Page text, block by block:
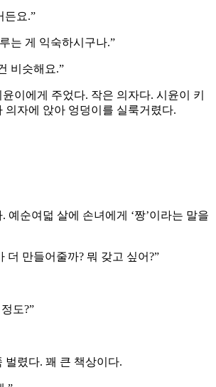
든요.”
는 게 익숙하시구나.”
비슷해요.”
이에게 주었다. 작은 의자다. 시윤이 키
의자에 앉아 엉덩이를 실룩거렸다.
예순여덟 살에 손녀에게 ‘짱’이라는 말을
더 만들어줄까? 뭐 갖고 싶어?”
도?”
벌렸다. 꽤 큰 책상이다.